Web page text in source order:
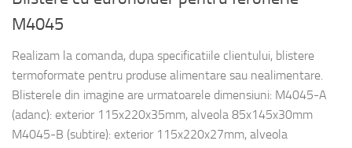
M4045
Realizam la comanda, dupa specificatiile clientului, blistere
termoformate pentru produse alimentare sau nealimentare.
Blisterele din imagine are urmatoarele dimensiuni: M4045-A
(adanc): exterior 115x220x35mm, alveola 85x145x30mm
M4045-B (subtire): exterior 115x220x27mm, alveola